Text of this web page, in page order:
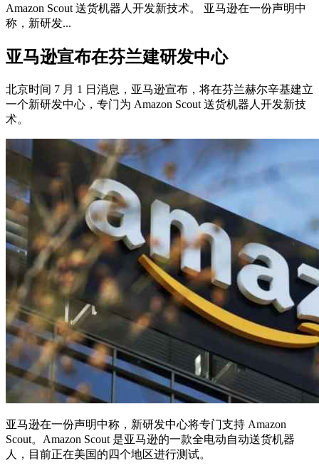
Amazon Scout 送货机器人开发新技术。 亚马逊在一份声明中
称，新研发...
亚马逊宣布在芬兰建研发中心
北京时间 7 月 1 日消息，亚马逊宣布，将在芬兰赫尔辛基建立
一个新研发中心，专门为 Amazon Scout 送货机器人开发新技
术。
亚马逊在一份声明中称，新研发中心将专门支持 Amazon
Scout。Amazon Scout 是亚马逊的一款全电动自动送货机器
人，目前正在美国的四个地区进行测试。